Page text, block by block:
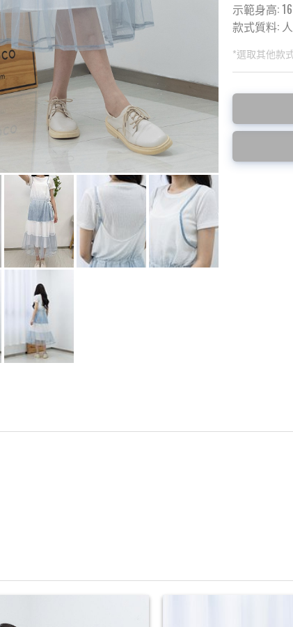
示範身高:
款式質料:
*選取其他款
此為預購
預購10~15
此為減價
特價品不設